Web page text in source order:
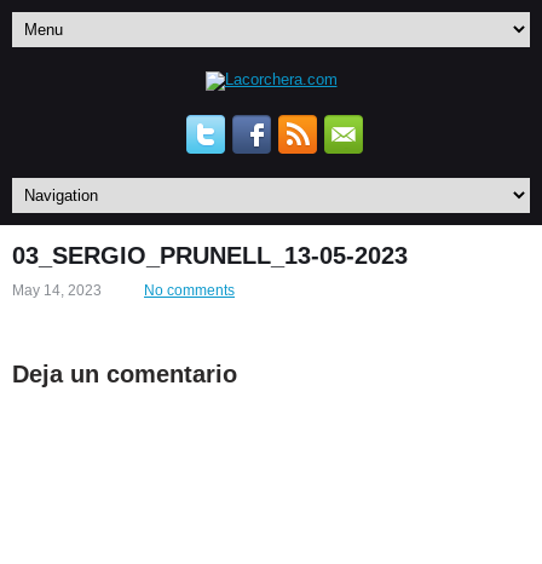
03_SERGIO_PRUNELL_13-05-2023
May 14, 2023 No comments
Deja un comentario